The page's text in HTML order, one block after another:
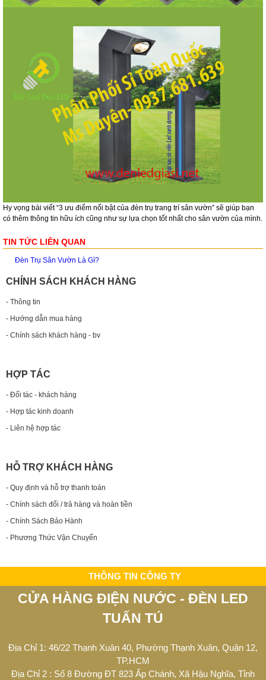
Hy vọng bài viết “3 ưu điểm nổi bật của đèn trụ trang trí sân vườn” sẽ giúp bạn
có thêm thông tin hữu ích cũng như sự lựa chọn tốt nhất cho sân vườn của mình.
TIN TỨC LIÊN QUAN
Đèn Trụ Sân Vườn Là Gì?
CHÍNH SÁCH KHÁCH HÀNG
- Thông tin
- Hướng dẫn mua hàng
- Chính sách khách hàng - bv
HỢP TÁC
- Đối tác - khách hàng
- Hợp tác kinh doanh
- Liên hệ hợp tác
HỖ TRỢ KHÁCH HÀNG
- Quy định và hỗ trợ thanh toán
- Chính sách đổi / trả hàng và hoàn tiền
- Chính Sách Bảo Hành
- Phương Thức Vận Chuyển
THÔNG TIN CÔNG TY
CỬA HÀNG ĐIỆN NƯỚC - ĐÈN LED
TUẤN TÚ
Địa Chỉ 1: 46/22 Thạnh Xuân 40, Phường Thạnh Xuân, Quận 12,
TP.HCM
Địa Chỉ 2 : Số 8 Đường ĐT 823 Ấp Chánh, Xã Hậu Nghĩa, Tỉnh